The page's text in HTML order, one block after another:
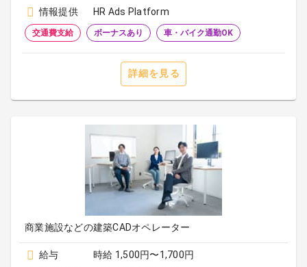
情報提供
HR Ads Platform
交通費支給 ボーナスあり 車・バイク通勤OK
詳細を見る
商業施設などの建築CADオペレーター
給与
時給 1,500円〜1,700円